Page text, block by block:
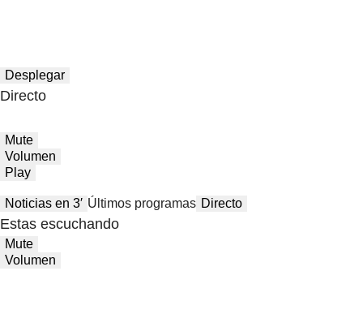
Desplegar
Directo
Mute
Volumen
Play
Noticias en 3′ Últimos programas Directo
Estas escuchando
Mute
Volumen